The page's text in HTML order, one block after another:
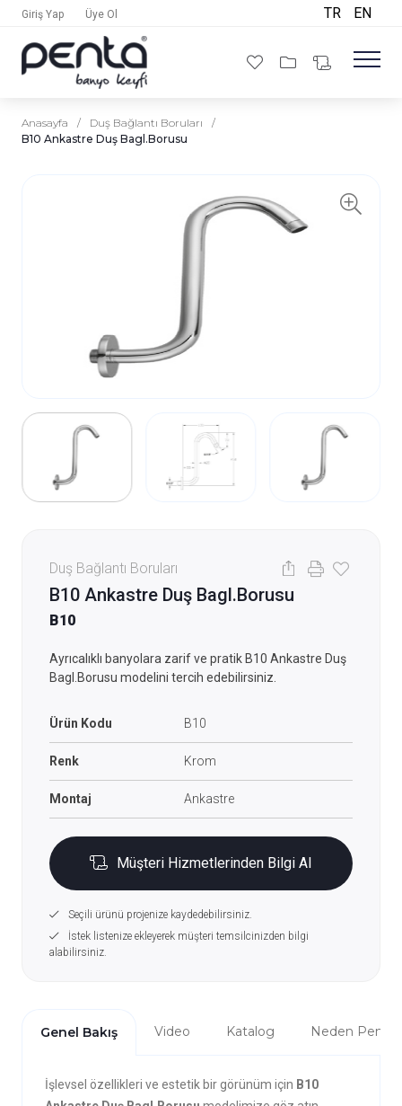
Giriş Yap Üye Ol TR EN
Anasayfa / Duş Bağlantı Boruları
/
B10 Ankastre Duş Bagl.Borusu
Duş Bağlantı Boruları
B10 Ankastre Duş Bagl.Borusu
B10
Ayrıcalıklı banyolara zarif ve pratik B10 Ankastre Duş
Bagl.Borusu modelini tercih edebilirsiniz.
Ürün Kodu B10
Renk Krom
Montaj Ankastre
Müşteri Hizmetlerinden Bilgi Al
Seçili ürünü projenize kaydedebilirsiniz.
İstek listenize ekleyerek müşteri temsilcinizden bilgi
alabilirsiniz.
Genel Bakış Video Katalog Neden Penta?
İşlevsel özellikleri ve estetik bir görünüm için B10